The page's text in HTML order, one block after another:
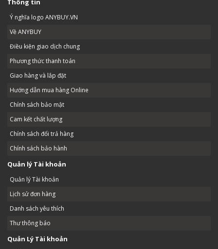
Thông tin
Ý nghĩa logo ANYBUY.VN
Về ANYBUY
Điều kiện giao dịch chung
Phương thức thanh toán
Giao hàng và lắp đặt
Hướng dẫn mua hàng Online
Chính sách bảo mật
Cam kết chất lượng
Chính sách đổi trả hàng
Chính sách bảo hành
Quản lý Tài khoản
Quản lý Tài khoản
Lịch sử đơn hàng
Danh sách yêu thích
Thư thông báo
Quản Lý Tài khoản